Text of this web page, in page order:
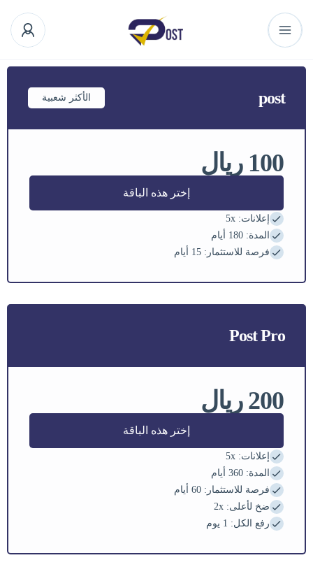
post الأكثر شعبية
100 ريال
إختر هذه الباقة
إعلانات: 5x
المدة: 180 أيام
فرصة للاستثمار: 15 أيام
Post Pro
200 ريال
إختر هذه الباقة
إعلانات: 5x
المدة: 360 أيام
فرصة للاستثمار: 60 أيام
ضخ لأعلى: 2x
رفع الكل: 1 يوم